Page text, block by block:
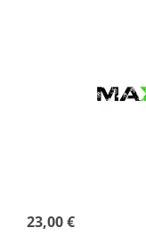
23,00 €